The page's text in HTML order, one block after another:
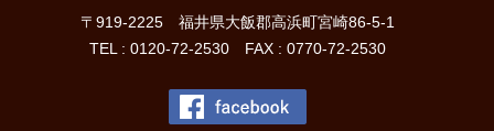
〒919-2225 福井県大飯郡高浜町宮崎86-5-1
TEL : 0120-72-2530 FAX : 0770-72-2530